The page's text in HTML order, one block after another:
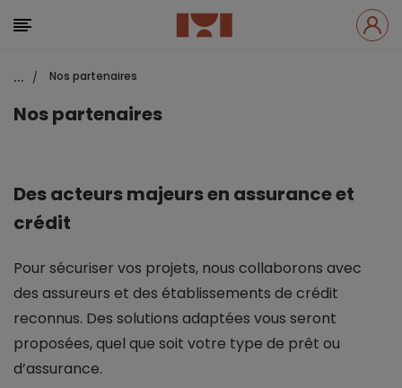
... / Nos partenaires
Nos partenaires
Des acteurs majeurs en assurance et
crédit
Pour sécuriser vos projets, nous collaborons avec
des assureurs et des établissements de crédit
reconnus. Des solutions adaptées vous seront
proposées, quel que soit votre type de prêt ou
d’assurance.